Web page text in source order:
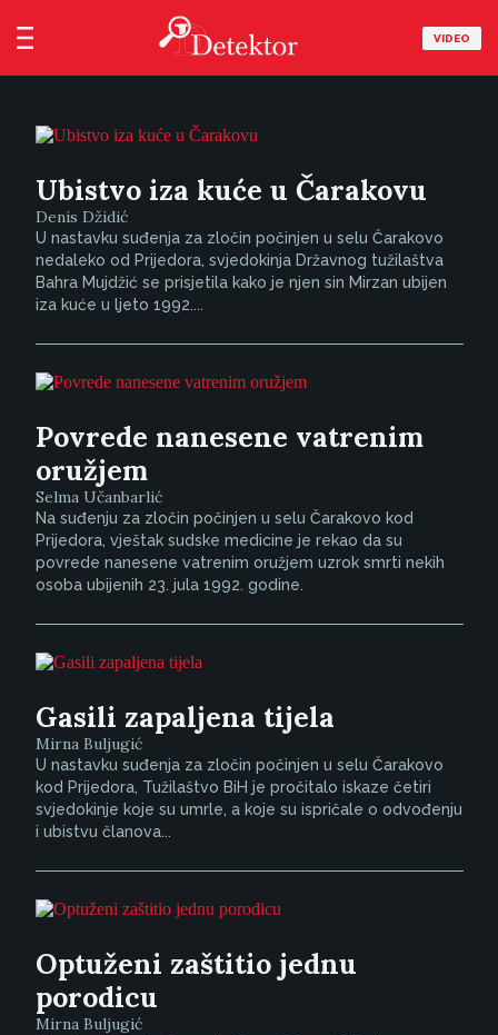
VIDEO
Ubistvo iza kuće u Čarakovu
Denis Džidić
U nastavku suđenja za zločin počinjen u selu Čarakovo
nedaleko od Prijedora, svjedokinja Državnog tužilaštva
Bahra Mujdžić se prisjetila kako je njen sin Mirzan ubijen
iza kuće u ljeto 1992....
Povrede nanesene vatrenim
oružjem
Selma Učanbarlić
Na suđenju za zločin počinjen u selu Čarakovo kod
Prijedora, vještak sudske medicine je rekao da su
povrede nanesene vatrenim oružjem uzrok smrti nekih
osoba ubijenih 23. jula 1992. godine.
Gasili zapaljena tijela
Mirna Buljugić
U nastavku suđenja za zločin počinjen u selu Čarakovo
kod Prijedora, Tužilaštvo BiH je pročitalo iskaze četiri
svjedokinje koje su umrle, a koje su ispričale o odvođenju
i ubistvu članova...
Optuženi zaštitio jednu
porodicu
Mirna Buljugić